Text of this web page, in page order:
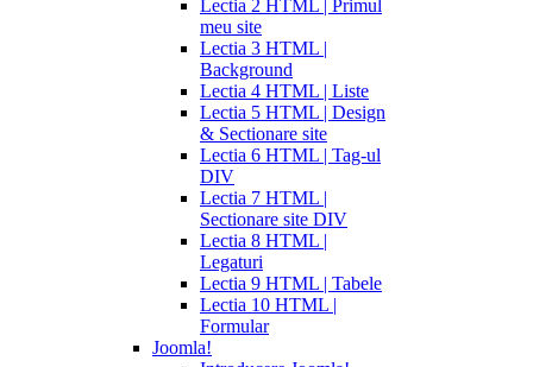
Lectia 2 HTML | Primul
meu site
Lectia 3 HTML |
Background
Lectia 4 HTML | Liste
Lectia 5 HTML | Design
& Sectionare site
Lectia 6 HTML | Tag-ul
DIV
Lectia 7 HTML |
Sectionare site DIV
Lectia 8 HTML |
Legaturi
Lectia 9 HTML | Tabele
Lectia 10 HTML |
Formular
Joomla!